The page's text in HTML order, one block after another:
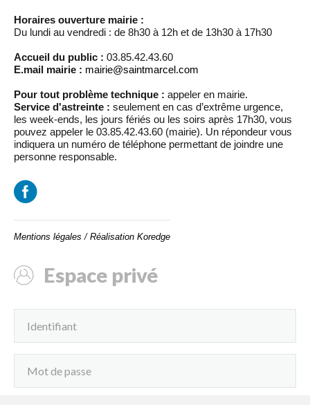
Horaires ouverture mairie :
Du lundi au vendredi : de 8h30 à 12h et de 13h30 à 17h30
Accueil du public : 03.85.42.43.60
E.mail mairie : mairie@saintmarcel.com
Pour tout problème technique : appeler en mairie.
Service d'astreinte : seulement en cas d’extrême urgence,
les week-ends, les jours fériés ou les soirs après 17h30, vous
pouvez appeler le 03.85.42.43.60 (mairie). Un répondeur vous
indiquera un numéro de téléphone permettant de joindre une
personne responsable.
Mentions légales / Réalisation Koredge
Espace privé